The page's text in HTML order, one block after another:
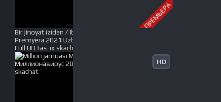
ПРЕМЬЕРА
Bir jinoyat izidan / Iblis izidan / Adolat yo'lida
Premyera 2021 Uzbek tilida O'zbekcha tarjima kino
Full HD tas-ix skachat
HD